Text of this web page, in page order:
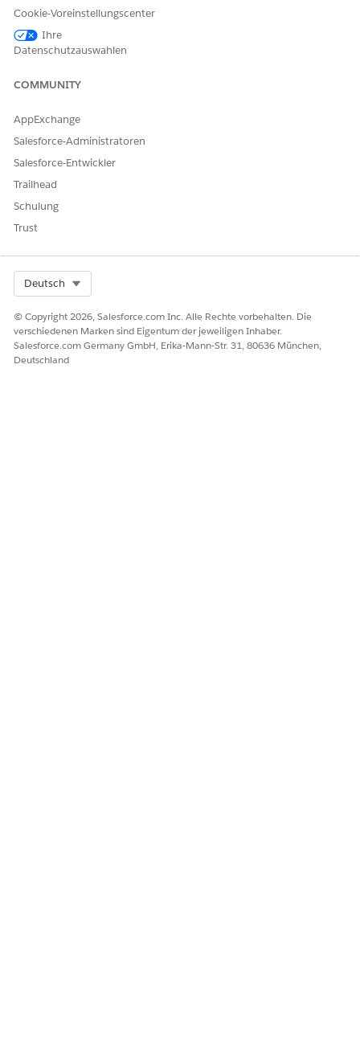
KONNTEN SIE IHR PROBLEM MITHILFE DIESES ARTIKELS
Cookie-Voreinstellungscenter
Ihre
Datenschutzauswahlen
COMMUNITY
AppExchange
Salesforce-Administratoren
Salesforce-Entwickler
Trailhead
Schulung
Trust
Deutsch
© Copyright 2026, Salesforce.com Inc. Alle Rechte vorbehalten. Die
verschiedenen Marken sind Eigentum der jeweiligen Inhaber.
Salesforce.com Germany GmbH, Erika-Mann-Str. 31, 80636 München,
Deutschland